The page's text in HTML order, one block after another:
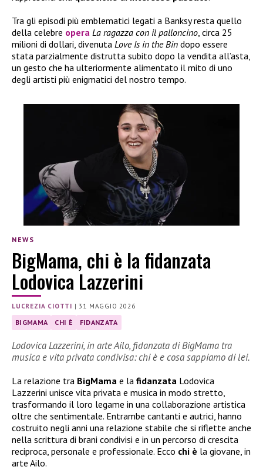
Tra gli episodi più emblematici legati a Banksy resta quello
della celebre opera La ragazza con il palloncino, circa 25
milioni di dollari, divenuta Love Is in the Bin dopo essere
stata parzialmente distrutta subito dopo la vendita all’asta,
un gesto che ha ulteriormente alimentato il mito di uno
degli artisti più enigmatici del nostro tempo.
NEWS
BigMama, chi è la fidanzata
Lodovica Lazzerini
LUCREZIA CIOTTI |31 MAGGIO 2026
BIGMAMA CHI È FIDANZATA
Lodovica Lazzerini, in arte Ailo, fidanzata di BigMama tra
musica e vita privata condivisa: chi è e cosa sappiamo di lei.
La relazione tra BigMama e la fidanzata Lodovica
Lazzerini unisce vita privata e musica in modo stretto,
trasformando il loro legame in una collaborazione artistica
oltre che sentimentale. Entrambe cantanti e autrici, hanno
costruito negli anni una relazione stabile che si riflette anche
nella scrittura di brani condivisi e in un percorso di crescita
reciproca, personale e professionale. Ecco chi è la giovane, in
arte Ailo.